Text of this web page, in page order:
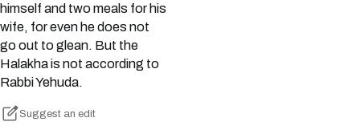
himself and two meals for his
wife, for even he does not
go out to glean. But the
Halakha is not according to
Rabbi Yehuda.
Suggest an edit